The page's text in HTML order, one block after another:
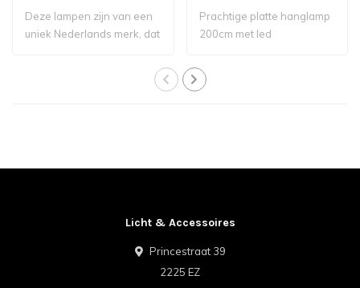
Deze lampen zijn van een
uniek Nederlands merk, dat
Prachtige platte hanglamp
200cm met led
Licht & Accessoires
Princestraat 39
2225 EZ